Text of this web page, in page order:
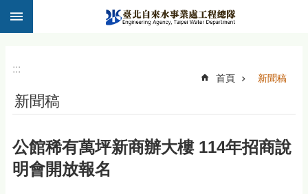
跳到主要內容區塊
:::
首頁 新聞稿
新聞稿
公館稀有萬坪新商辦大樓 114年招商說
明會開放報名